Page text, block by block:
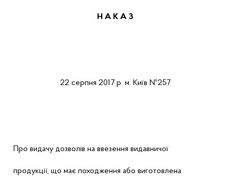
Н А К А З
22 серпня 2017 р. м. Київ №257
Про видачу дозволів на ввезення видавничої
продукції, що має походження або виготовлена